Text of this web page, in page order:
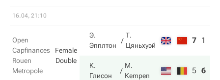
16.04, 21:10
Open
Capfinances
Rouen
Metropole
Female
Double
Э.
Эпплтон
Т.
Цяньхуэй
7 1
К.
Глисон
M.
Kempen
5 6